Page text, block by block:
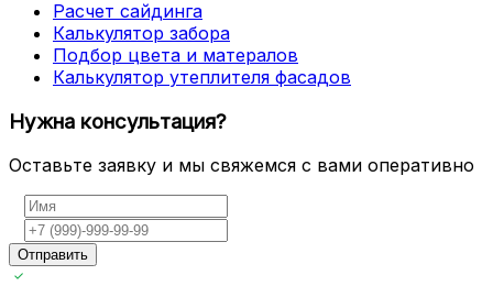
Расчет сайдинга
Калькулятор забора
Подбор цвета и матералов
Калькулятор утеплителя фасадов
Нужна консультация?
Оставьте заявку и мы свяжемся с вами оперативно
Отправить